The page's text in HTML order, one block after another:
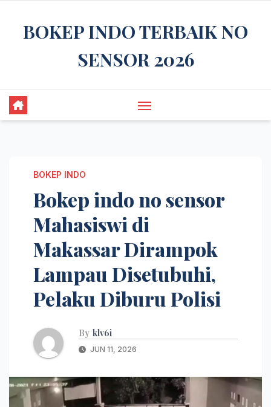
BOKEP INDO TERBAIK NO
SENSOR 2026
BOKEP INDO
Bokep indo no sensor
Mahasiswi di
Makassar Dirampok
Lampau Disetubuhi,
Pelaku Diburu Polisi
By klv6i
JUN 11, 2026